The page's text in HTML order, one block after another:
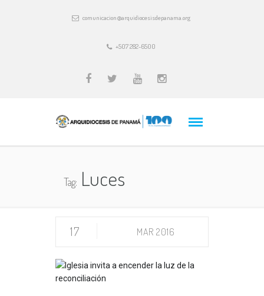
comunicacion@arquidiocesisdepanama.org
+507 282-6500
Tag:Luces
17 MAR 2016